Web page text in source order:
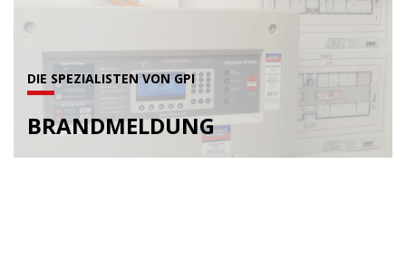
DIE SPEZIALISTEN VON GPI
BRANDMELDUNG